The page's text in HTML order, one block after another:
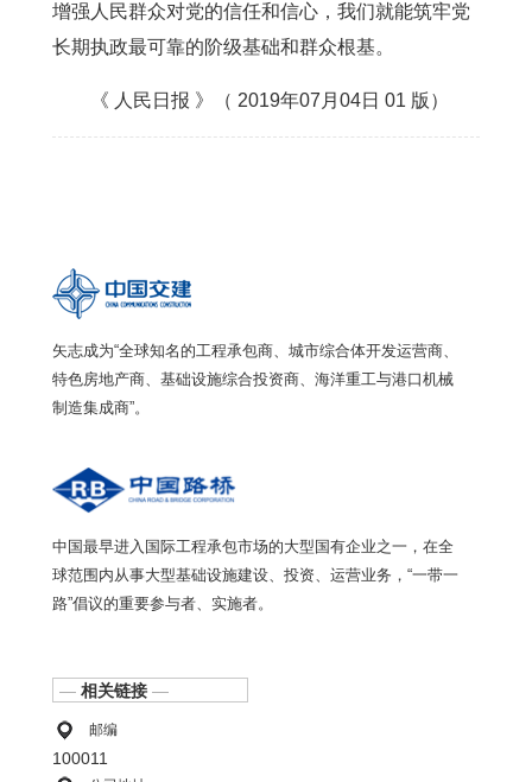
增强人民群众对党的信任和信心，我们就能筑牢党
长期执政最可靠的阶级基础和群众根基。
《 人民日报 》（ 2019年07月04日 01 版）
矢志成为“全球知名的工程承包商、城市综合体开发运营商、
特色房地产商、基础设施综合投资商、海洋重工与港口机械
制造集成商”。
中国最早进入国际工程承包市场的大型国有企业之一，在全
球范围内从事大型基础设施建设、投资、运营业务，“一带一
路”倡议的重要参与者、实施者。
— 相关链接 —
邮编
100011